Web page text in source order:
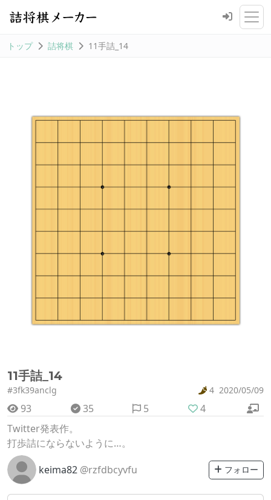
トップ 詰将棋 11手詰_14
11手詰_14
#3fk39anclg 4 2020/05/09
93 35 5
4
Twitter発表作。
打歩詰にならないように…。
keima82 @rzfdbcyvfu フォロー